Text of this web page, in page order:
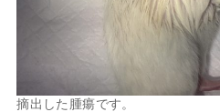
摘出した腫瘍です。